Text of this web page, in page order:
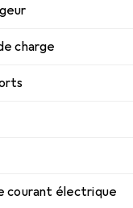
charge
courant électrique